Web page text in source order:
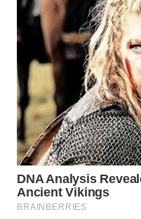
WN
KEPULAUAN
SERIBU
WN
TANGERANG
WN
BINJAI
WN
CIREBON